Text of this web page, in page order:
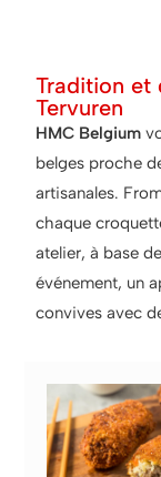
Tradition et
Tervuren
HMC Belgium
belges proche
artisanales.
chaque
atelier, à base
événement, un
convives avec